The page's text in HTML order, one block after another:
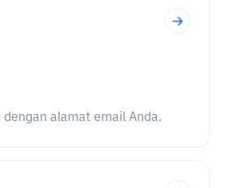
alamat email Anda.